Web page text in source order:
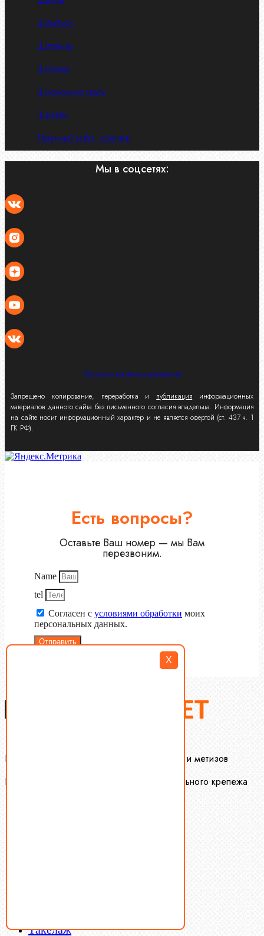
X
Шпильки
Шплинты
Шпонки
Шпоночная сталь
Штифты
Латунный и бр. крепеж
Мы в соцсетях:
Политика конфиденциальности
Запрещено копирование, переработка и публикация информационных
материалов данного сайта без письменного согласия владельца. Информация
на сайте носит информационный характер и не является офертой (ст. 437 ч. 1
ГК РФ).
Есть вопросы?
Оставьте Ваш номер — мы Вам
перезвоним.
Name
tel
Согласен с условиями обработки моих
персональных данных.
Отправить
Крепеж-Маркет оптовая продажа крепежа и метизов
Производство и оптовая продажа специального крепежа
Такелаж